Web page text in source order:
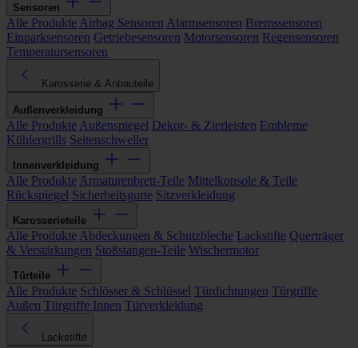
Sensoren
Alle Produkte Airbag Sensoren Alarmsensoren Bremssensoren
Einparksensoren Getriebesensoren Motorsensoren Regensensoren
Temperatursensoren
Karosserie & Anbauteile
Außenverkleidung
Alle Produkte Außenspiegel Dekor- & Zierleisten Embleme
Kühlergrills Seitenschweller
Innenverkleidung
Alle Produkte Armaturenbrett-Teile Mittelkonsole & Teile
Rückspiegel Sicherheitsgurte Sitzverkleidung
Karosserieteile
Alle Produkte Abdeckungen & Schutzbleche Lackstifte Querträger
& Verstärkungen Stoßstangen-Teile Wischermotor
Türteile
Alle Produkte Schlösser & Schlüssel Türdichtungen Türgriffe
Außen Türgriffe Innen Türverkleidung
Lackstifte